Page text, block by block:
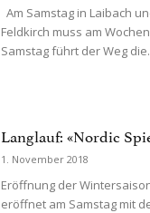
Am Samstag in Laibach
Feldkirch muss am
Samstag führt der Weg
Langlauf: «Nordic
1. November 2018
Eröffnung der
eröffnet am Samstag mit